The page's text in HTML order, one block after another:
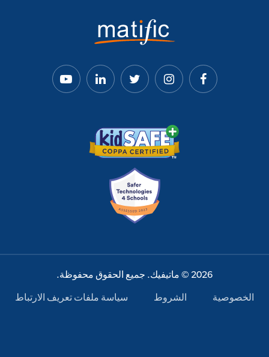
2026 © ماتيفيك. جميع الحقوق محفوظة.
الخصوصية الشروط سياسة ملفات تعريف الارتباط